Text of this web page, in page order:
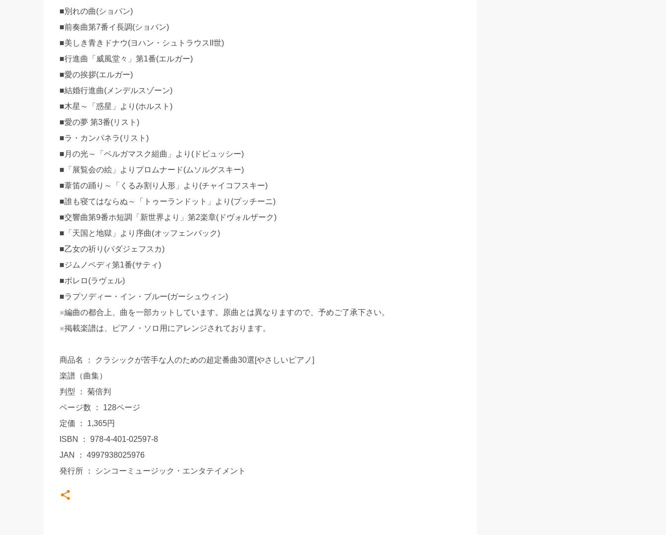
■別れの曲(ショパン)
■前奏曲第7番イ長調(ショパン)
■美しき青きドナウ(ヨハン・シュトラウスII世)
■行進曲「威風堂々」第1番(エルガー)
■愛の挨拶(エルガー)
■結婚行進曲(メンデルスゾーン)
■木星～「惑星」より(ホルスト)
■愛の夢 第3番(リスト)
■ラ・カンパネラ(リスト)
■月の光～「ベルガマスク組曲」より(ドビュッシー)
■「展覧会の絵」よりプロムナード(ムソルグスキー)
■葦笛の踊り～「くるみ割り人形」より(チャイコフスキー)
■誰も寝てはならぬ～「トゥーランドット」より(プッチーニ)
■交響曲第9番ホ短調「新世界より」第2楽章(ドヴォルザーク)
■「天国と地獄」より序曲(オッフェンバック)
■乙女の祈り(パダジェフスカ)
■ジムノペディ第1番(サティ)
■ボレロ(ラヴェル)
■ラプソディー・イン・ブルー(ガーシュウィン)
※編曲の都合上、曲を一部カットしています。原曲とは異なりますので、予めご了承下さい。
※掲載楽譜は、ピアノ・ソロ用にアレンジされております。
商品名 ： クラシックが苦手な人のための超定番曲30選[やさしいピアノ]
楽譜（曲集）
判型 ： 菊倍判
ページ数 ： 128ページ
定価 ： 1,365円
ISBN ： 978-4-401-02597-8
JAN ： 4997938025976
発行所 ： シンコーミュージック・エンタテイメント